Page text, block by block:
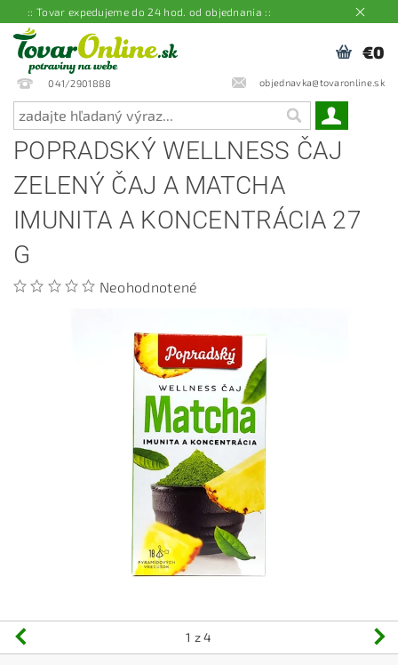
:: Tovar expedujeme do 24 hod. od objednania ::
041/2901888 objednavka@tovaronline.sk
€0
POPRADSKÝ WELLNESS ČAJ
ZELENÝ ČAJ A MATCHA
IMUNITA A KONCENTRÁCIA 27
G
Neohodnotené
1 z 4